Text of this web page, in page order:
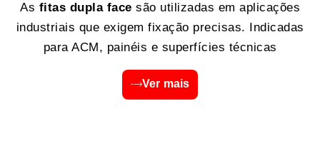
As fitas dupla face são utilizadas em aplicações
industriais que exigem fixação precisas. Indicadas
para ACM, painéis e superfícies técnicas
Ver mais